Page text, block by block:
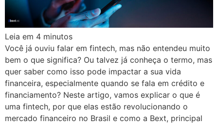
Leia em 4 minutos
Você já ouviu falar em fintech, mas não entendeu muito
bem o que significa? Ou talvez já conheça o termo, mas
quer saber como isso pode impactar a sua vida
financeira, especialmente quando se fala em crédito e
financiamento? Neste artigo, vamos explicar o que é
uma fintech, por que elas estão revolucionando o
mercado financeiro no Brasil e como a Bext, principal